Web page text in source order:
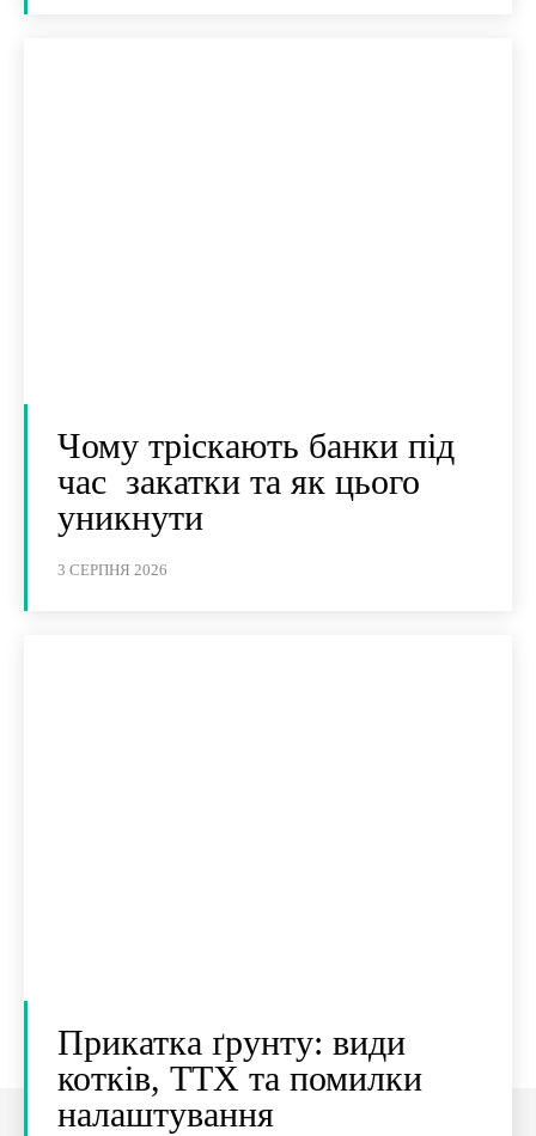
Чому тріскають банки під
час закатки та як цього
уникнути
3 СЕРПНЯ 2026
Прикатка ґрунту: види
котків, ТТХ та помилки
налаштування